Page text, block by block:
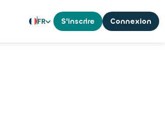
FR S'inscrire Connexion